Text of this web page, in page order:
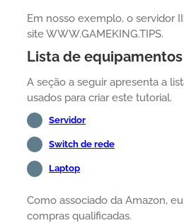
Em nosso exemplo, o servidor
site WWW.GAMEKING.TIPS.
Lista de equipamentos
A seção a seguir apresenta a
usados para criar este tutorial.
Servidor
Switch de rede
Laptop
Como associado da Amazon,
compras qualificadas.